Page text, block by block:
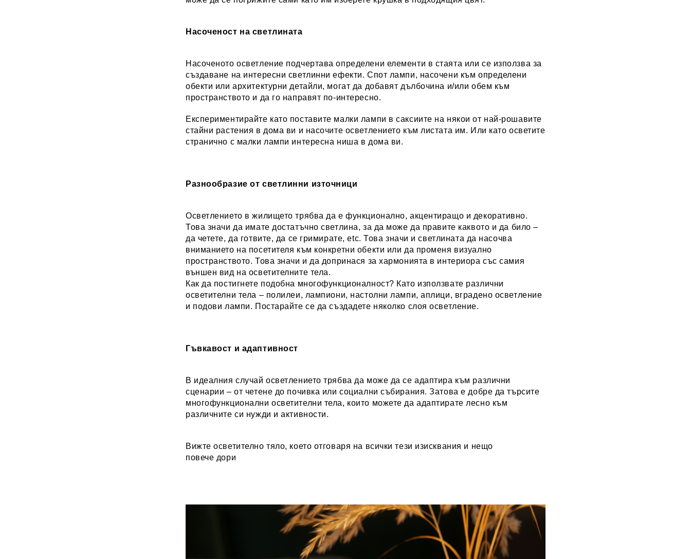
Насоченост на светлината
Насоченото осветление подчертава определени елементи в стаята или се използва за
създаване на интересни светлинни ефекти. Спот лампи, насочени към определени
обекти или архитектурни детайли, могат да добавят дълбочина и/или обем към
пространството и да го направят по-интересно.
Експериментирайте като поставите малки лампи в саксиите на някои от най-рошавите
стайни растения в дома ви и насочите осветлението към листата им. Или като осветите
странично с малки лампи интересна ниша в дома ви.
Разнообразие от светлинни източници
Осветлението в жилището трябва да е функционално, акцентиращо и декоративно.
Това значи да имате достатъчно светлина, за да може да правите каквото и да било –
да четете, да готвите, да се гримирате, etc. Това значи и светлината да насочва
вниманието на посетителя към конкретни обекти или да променя визуално
пространството. Това значи и да допринася за хармонията в интериора със самия
външен вид на осветителните тела.
Как да постигнете подобна многофункционалност? Като използвате различни
осветителни тела – полилеи, лампиони, настолни лампи, аплици, вградено осветление
и подови лампи. Постарайте се да създадете няколко слоя осветление.
Гъвкавост и адаптивност
В идеалния случай осветлението трябва да може да се адаптира към различни
сценарии – от четене до почивка или социални събирания. Затова е добре да търсите
многофункционални осветителни тела, които можете да адаптирате лесно към
различните си нужди и активности.
Вижте осветително тяло, което отговаря на всички тези изисквания и нещо
повече дори